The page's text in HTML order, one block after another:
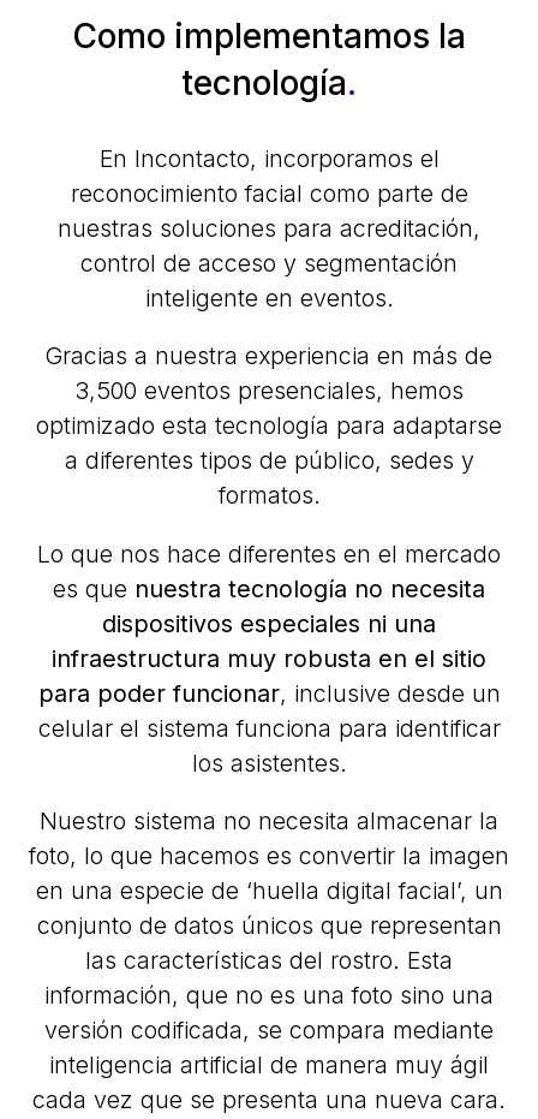
Como implementamos la
tecnología.
En Incontacto, incorporamos el
reconocimiento facial como parte de
nuestras soluciones para acreditación,
control de acceso y segmentación
inteligente en eventos.
Gracias a nuestra experiencia en más de
3,500 eventos presenciales, hemos
optimizado esta tecnología para adaptarse
a diferentes tipos de público, sedes y
formatos.
Lo que nos hace diferentes en el mercado
es que nuestra tecnología no necesita
dispositivos especiales ni una
infraestructura muy robusta en el sitio
para poder funcionar, inclusive desde un
celular el sistema funciona para identificar
los asistentes.
Nuestro sistema no necesita almacenar la
foto, lo que hacemos es convertir la imagen
en una especie de ‘huella digital facial’, un
conjunto de datos únicos que representan
las características del rostro. Esta
información, que no es una foto sino una
versión codificada, se compara mediante
inteligencia artificial de manera muy ágil
cada vez que se presenta una nueva cara.